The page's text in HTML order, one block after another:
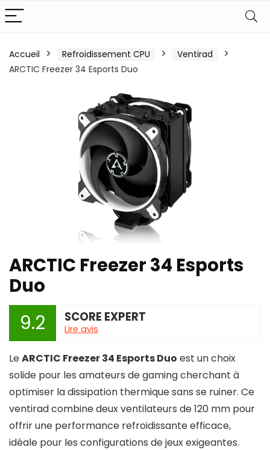
Accueil Refroidissement CPU
Ventirad
ARCTIC Freezer 34 Esports Duo
ARCTIC Freezer 34 Esports
Duo
9.2 SCORE EXPERT
Lire avis
LeARCTIC Freezer 34 Esports Duo est un choix
solide pour les amateurs de gaming cherchant à
optimiser la dissipation thermique sans se ruiner. Ce
ventirad combine deux ventilateurs de 120 mm pour
offrir une performance refroidissante efficace,
idéale pour les configurations de jeux exigeantes.